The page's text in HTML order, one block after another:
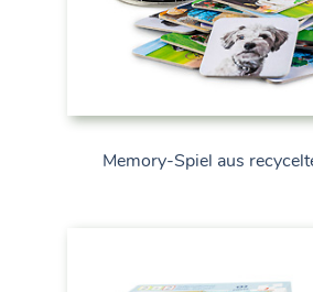
Memory-Spiel aus